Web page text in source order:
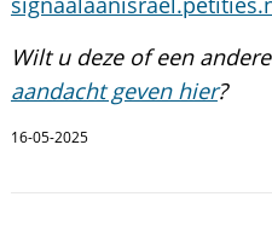
Wilt u deze of een
aandacht geven hier?
16-05-2025